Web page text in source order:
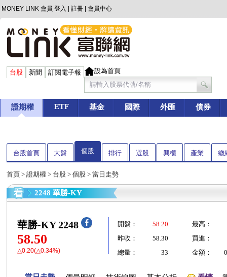
MONEY LINK 會員 登入 註冊 會員中心
台股 新聞 訂閱電子報 設為首頁
證期權 ETF 基金 國際 外匯 債券
台股首頁 大盤 個股 排行 選股 興櫃 產業 總
首頁 > 證期權 > 台股 > 個股 > 當日走勢
2248 華勝-KY
華勝-KY 2248
58.50
△0.20(△0.34%)
開盤： 58.20
最高：
昨收：
58.30
買進：
總量：
33 金額：